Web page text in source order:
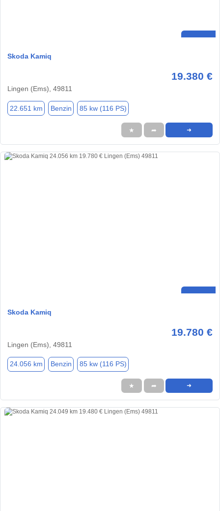
Skoda Kamiq
19.380 €
Lingen (Ems), 49811
22.651 km Benzin 85 kw (116 PS)
★ ➦ ➜
Skoda Kamiq
19.780 €
Lingen (Ems), 49811
24.056 km Benzin 85 kw (116 PS)
★ ➦ ➜